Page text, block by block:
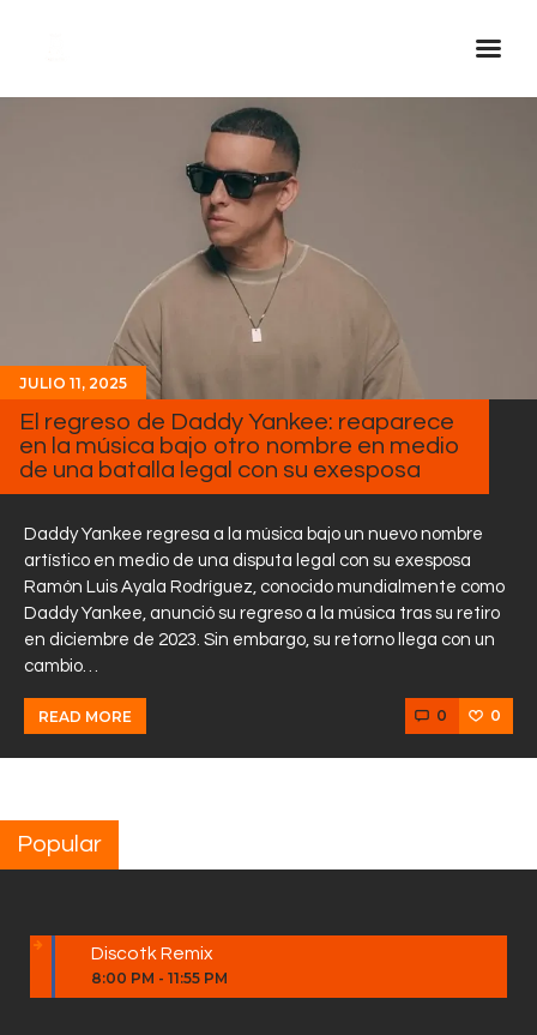
Inicio Real FM
Streaming
Descarga La APP
Programas
Noticias
Equipo
Sobre Nosotros
Contactos
JULIO 11, 2025
El regreso de Daddy Yankee: reaparece
en la música bajo otro nombre en medio
de una batalla legal con su exesposa
Daddy Yankee regresa a la música bajo un nuevo nombre
artístico en medio de una disputa legal con su exesposa
Ramón Luis Ayala Rodríguez, conocido mundialmente como
Daddy Yankee, anunció su regreso a la música tras su retiro
en diciembre de 2023. Sin embargo, su retorno llega con un
cambio…
READ MORE 0 0
Popular
Discotk Remix
8:00 PM - 11:55 PM